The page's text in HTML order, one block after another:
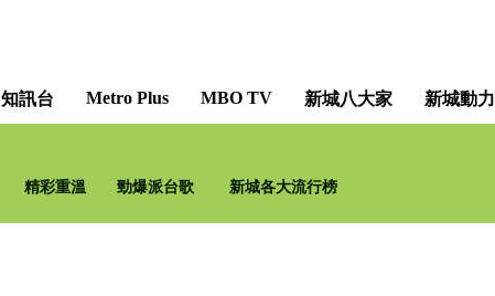
知訊台 Metro Plus MBO TV 新城八大家 新城動力
精彩重溫 勁爆派台歌 新城各大流行榜